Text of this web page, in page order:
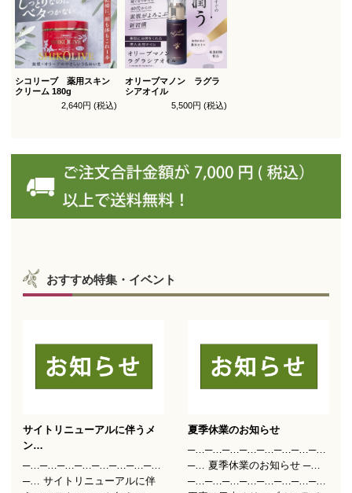
シコリーブ 薬用スキン
クリーム 180g
2,640円 (税込)
オリーブマノン ラグラ
シアオイル
5,500円 (税込)